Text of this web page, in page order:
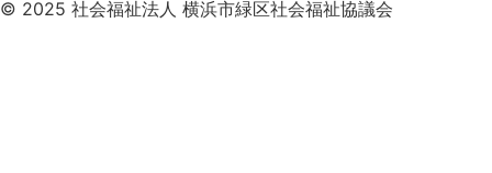
© 2025 社会福祉法人 横浜市緑区社会福祉協議会